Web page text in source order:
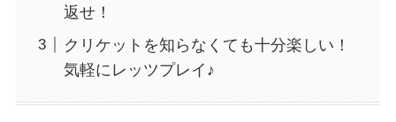
返せ！
クリケットを知らなくても十分楽しい！
気軽にレッツプレイ♪